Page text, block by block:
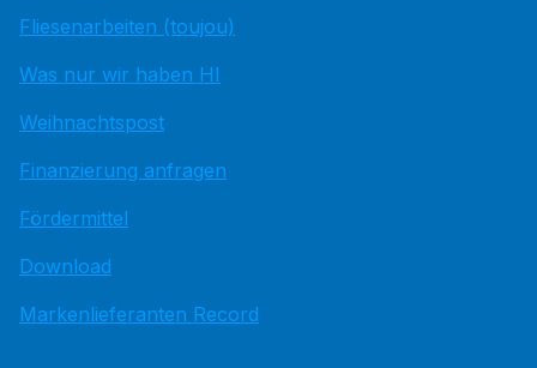
Fliesenarbeiten (toujou)
Was nur wir haben HI
Weihnachtspost
Finanzierung anfragen
Fördermittel
Download
Markenlieferanten Record